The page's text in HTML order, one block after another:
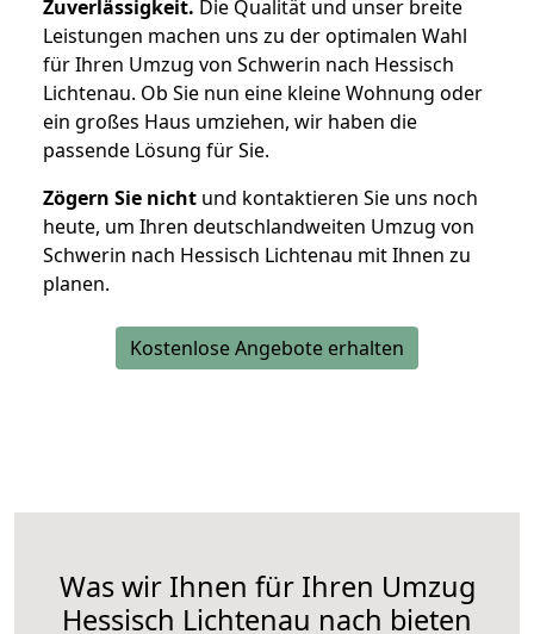
Zuverlässigkeit. Die Qualität und unser breite
Leistungen machen uns zu der optimalen Wahl
für Ihren Umzug von Schwerin nach Hessisch
Lichtenau. Ob Sie nun eine kleine Wohnung oder
ein großes Haus umziehen, wir haben die
passende Lösung für Sie.
Zögern Sie nicht und kontaktieren Sie uns noch
heute, um Ihren deutschlandweiten Umzug von
Schwerin nach Hessisch Lichtenau mit Ihnen zu
planen.
Kostenlose Angebote erhalten
Was wir Ihnen für Ihren Umzug
Hessisch Lichtenau nach bieten